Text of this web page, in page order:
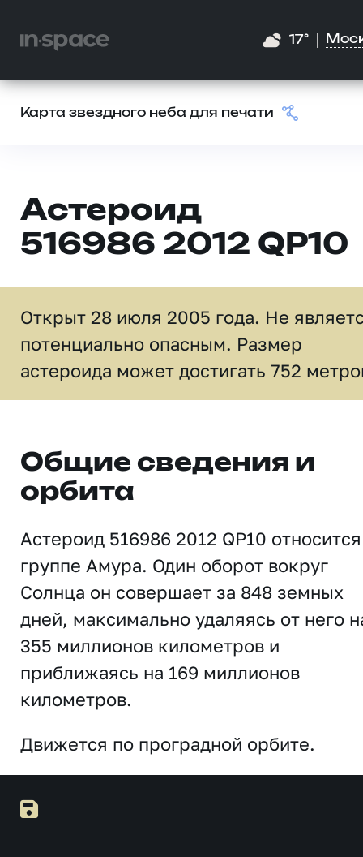
17°
Карта звездного неба для печати
Астероид
516986 2012 QP10
Открыт 28 июля 2005 года. Не
потенциально опасным. Размер
астероида может достигать 752
Общие сведения и
орбита
Астероид 516986 2012 QP10
группе Амура. Один оборот вокруг
Солнца он совершает за 848 земных
дней, максимально удаляясь от него
355 миллионов километров и
приближаясь на 169 миллионов
километров.
Движется по проградной орбите.